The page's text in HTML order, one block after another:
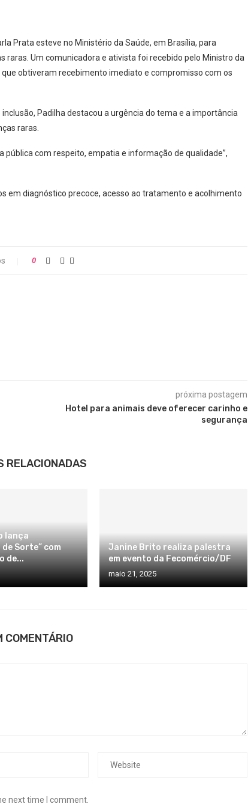
Prata esteve no Ministério da Saúde, em Brasília, para
raras. Um comunicadora e ativista foi recebido pelo Ministro da
que obtiveram recebimento imediato e compromisso com os
Padilha destacou a urgência do tema e a importância
raras.
pública com respeito, empatia e informação de qualidade”,
em diagnóstico precoce, acesso ao tratamento e acolhimento
0
próxima postagem
Hotel para animais deve oferecer carinho e
segurança
RELACIONADAS
lança
Sorte” com
de...
Janine Brito realiza palestra
em evento da Fecomércio/DF
maio 21, 2025
COMENTÁRIO
next time I comment.